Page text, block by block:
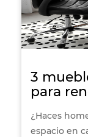
3
para
¿Haces
espacio en